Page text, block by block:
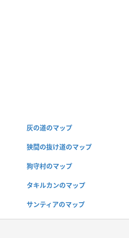
灰の道のマップ
狭間の抜け道のマップ
狗守村のマップ
タキルカンのマップ
サンティアのマップ